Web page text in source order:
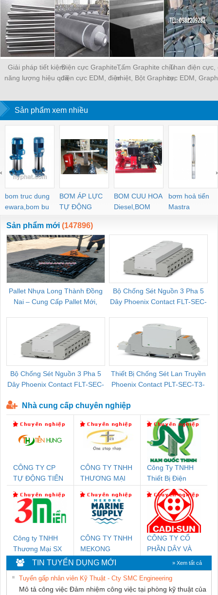
Giải pháp tiết kiệm
năng lượng hiệu quả
Điện cực Graphite ,
điện cực EDM, điện
Graphite
Tấm Graphite chịu
nhiệt, Bột Graphite,
Than điện cực,
cực EDM,
Graphite
Sản phẩm xem nhiều
bom truc dung
ewara,bom bu
ewara
BƠM ÁP LỰC
TỰ ĐỘNG
BOM CUU HOA
Diesel,BOM
CHUA CHAY
bơm hoả tiển
Mastra
‹ ›
Sản phẩm mới (147896)
Pallet Nhựa Long Thành Đồng
Nai – Cung Cấp Pallet Mới,
Bộ Chống Sét Nguồn 3 Pha 5
Dây Phoenix Contact FLT-SEC-
Bộ Chống Sét Nguồn 3 Pha 5
Dây Phoenix Contact FLT-SEC-
Thiết Bị Chống Sét Lan Truyền
Phoenix Contact PLT-SEC-T3-
Nhà cung cấp chuyên nghiệp
CÔNG TY CP
TỰ ĐỘNG TIẾN
CÔNG TY TNHH
THƯƠNG MẠI
NAM
Công Ty TNHH
Thiết Bị Điện
Nam Quốc Thịnh
Công ty TNHH
Thương Mại SX
Ba Miền
CÔNG TY TNHH
MEKONG
MARINE
SUPPLY
CÔNG TY CỔ
PHẦN DÂY VÀ
CÁP ĐIỆN
THƯỢNG ĐÌNH
TIN TUYỂN DỤNG MỚI » Xem tất cả
Tuyển gấp nhân viên Kỹ Thuật - Cty SMC Engineering
Mô tả công việc Đảm nhiệm công việc tại phòng kỹ thuật của